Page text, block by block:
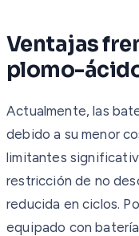
Ventajas
plomo-
Actualmente, las
debido a su menor
limitantes
restricción de no
reducida en ciclos.
equipado con